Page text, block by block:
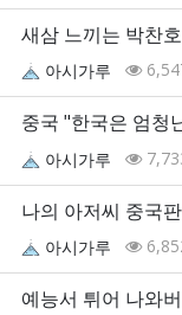
새삼 느끼는 박찬
아시가루
중국 "한국은 엄청
아시가루
나의 아저씨 중국
아시가루
예능서 튀어 나와